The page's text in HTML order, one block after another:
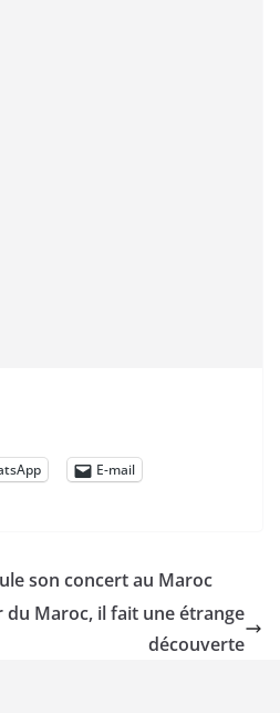
E-mail
son concert au Maroc
Maroc, il fait une étrange
découverte